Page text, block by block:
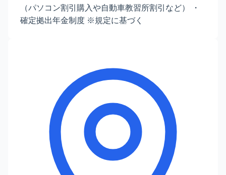
（パソコン割引購入や自動車教習所割引など） ・
確定拠出年金制度 ※規定に基づく